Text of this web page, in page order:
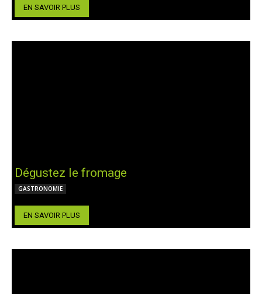
EN SAVOIR PLUS
Dégustez le fromage
GASTRONOMIE
EN SAVOIR PLUS